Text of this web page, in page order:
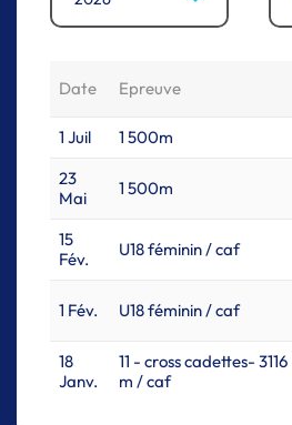
Date Epreuve
1 Juil 1 500m
23
Mai
1 500m
15
Fév.
U18 féminin / caf
1 Fév. U18 féminin / caf
18
Janv.
11 - cross cadettes- 3116
m / caf